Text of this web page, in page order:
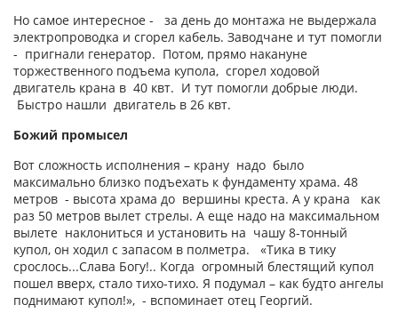
Но самое интересное - за день до монтажа не выдержала
электропроводка и сгорел кабель. Заводчане и тут помогли
- пригнали генератор. Потом, прямо накануне
торжественного подъема купола, сгорел ходовой
двигатель крана в 40 квт. И тут помогли добрые люди.
Быстро нашли двигатель в 26 квт.
Божий промысел
Вот сложность исполнения – крану надо было
максимально близко подъехать к фундаменту храма. 48
метров - высота храма до вершины креста. А у крана как
раз 50 метров вылет стрелы. А еще надо на максимальном
вылете наклониться и установить на чашу 8-тонный
купол, он ходил с запасом в полметра. «Тика в тику
срослось...Слава Богу!.. Когда огромный блестящий купол
пошел вверх, стало тихо-тихо. Я подумал – как будто ангелы
поднимают купол!», - вспоминает отец Георгий.